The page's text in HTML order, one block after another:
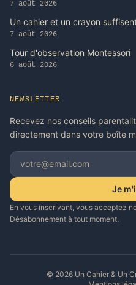
7 août 2026
Un cahier et un crayon
7 août 2026
Tour d'observation Montessori
6 août 2026
NEWSLETTER
Recevez nos conseils
directement dans votre boîte
Je
En vous inscrivant, vous acceptez
Désabonnement à tout moment.
© 2026 Un Cahier & Un